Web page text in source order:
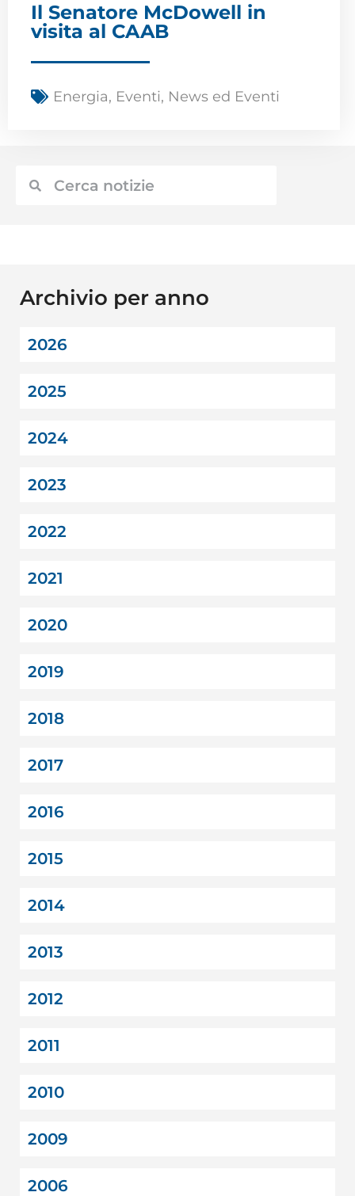
Il Senatore McDowell in
visita al CAAB
Energia, Eventi, News ed Eventi
Archivio per anno
2026
2025
2024
2023
2022
2021
2020
2019
2018
2017
2016
2015
2014
2013
2012
2011
2010
2009
2006